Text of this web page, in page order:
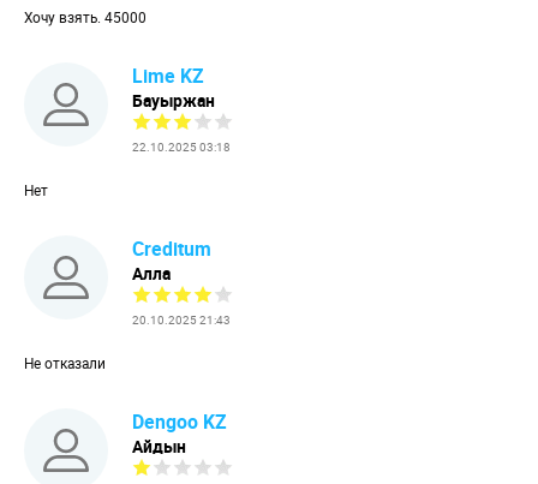
Хочу взять. 45000
Lime KZ
Бауыржан
22.10.2025 03:18
Нет
Creditum
Алла
20.10.2025 21:43
Не отказали
Dengoo KZ
Айдын